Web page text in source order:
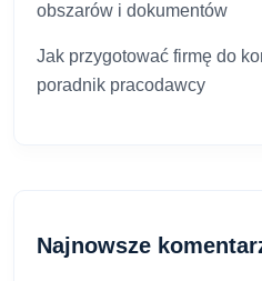
obszarów i dokumentów
Jak przygotować firmę do
poradnik pracodawcy
Najnowsze